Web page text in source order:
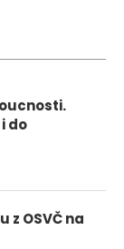
do
z OSVČ na